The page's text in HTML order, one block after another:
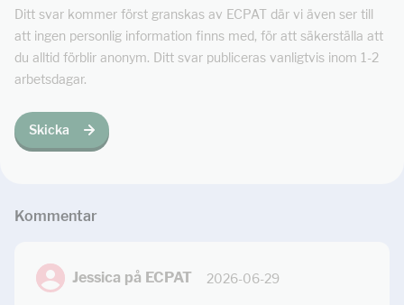
Ditt svar kommer först granskas av ECPAT där vi även ser till
att ingen personlig information finns med, för att säkerställa att
du alltid förblir anonym. Ditt svar publiceras vanligtvis inom 1-2
arbetsdagar.
Skicka
Kommentar
Jessica på ECPAT 2026-06-29